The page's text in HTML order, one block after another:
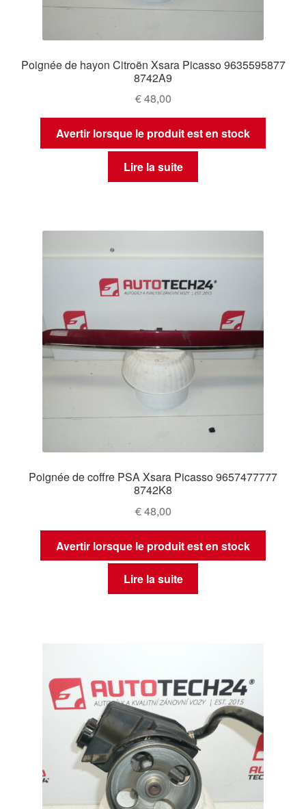
Poignée de hayon Citroën Xsara Picasso 9635595877
8742A9
€48,00
Avertir lorsque le produit est en stock
Lire la suite
Poignée de coffre PSA Xsara Picasso 9657477777
8742K8
€48,00
Avertir lorsque le produit est en stock
Lire la suite